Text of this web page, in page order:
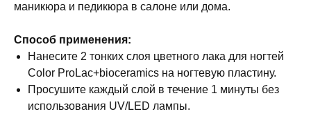
маникюра и педикюра в салоне или дома.
Способ применения:
Нанесите 2 тонких слоя цветного лака для ногтей
Color ProLac+bioceramics на ногтевую пластину.
Просушите каждый слой в течение 1 минуты без
использования UV/LED лампы.